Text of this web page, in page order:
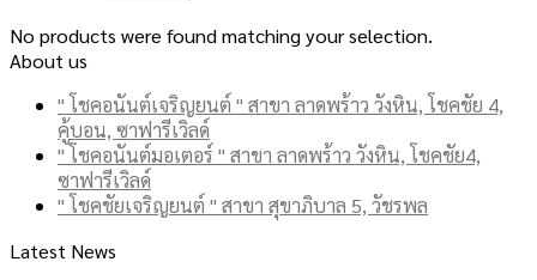
No products were found matching your selection.
About us
" โชคอนันต์เจริญยนต์ " สาขา ลาดพร้าว วังหิน, โชคชัย 4,
คู้บอน, ซาฟารีเวิลด์
" โชคอนันต์มอเตอร์ " สาขา ลาดพร้าว วังหิน, โชคชัย4,
ซาฟารีเวิลด์
" โชคชัยเจริญยนต์ " สาขา สุขาภิบาล 5, วัชรพล
Latest News